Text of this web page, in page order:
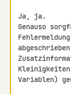
Ja, ja.
Genauso
Variablen)